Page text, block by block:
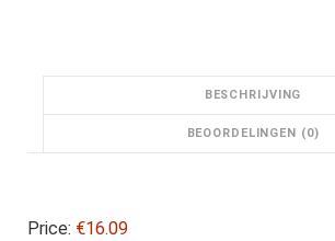
BESCHRIJVING
BEOORDELINGEN (0)
Price: €16.09